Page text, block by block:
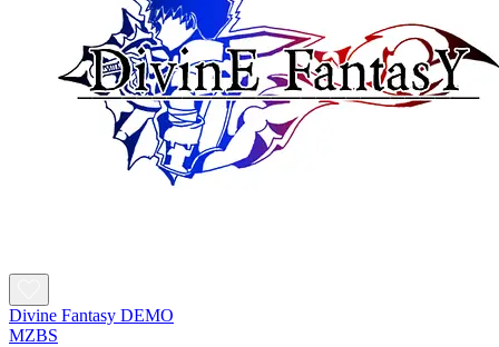
Divine Fantasy DEMO
MZBS